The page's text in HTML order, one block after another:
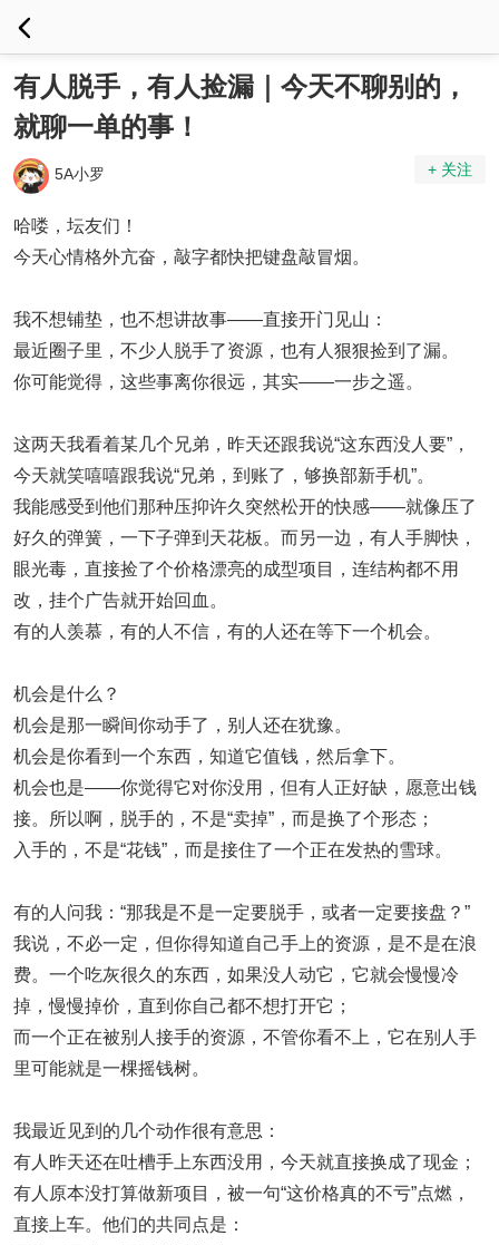
有人脱手，有人捡漏｜今天不聊别的，
就聊一单的事！
5A小罗 + 关注
哈喽，坛友们！
今天心情格外亢奋，敲字都快把键盘敲冒烟。
我不想铺垫，也不想讲故事——直接开门见山：
最近圈子里，不少人脱手了资源，也有人狠狠捡到了漏。
你可能觉得，这些事离你很远，其实——一步之遥。
这两天我看着某几个兄弟，昨天还跟我说“这东西没人要”，
今天就笑嘻嘻跟我说“兄弟，到账了，够换部新手机”。
我能感受到他们那种压抑许久突然松开的快感——就像压了
好久的弹簧，一下子弹到天花板。而另一边，有人手脚快，
眼光毒，直接捡了个价格漂亮的成型项目，连结构都不用
改，挂个广告就开始回血。
有的人羡慕，有的人不信，有的人还在等下一个机会。
机会是什么？
机会是那一瞬间你动手了，别人还在犹豫。
机会是你看到一个东西，知道它值钱，然后拿下。
机会也是——你觉得它对你没用，但有人正好缺，愿意出钱
接。所以啊，脱手的，不是“卖掉”，而是换了个形态 ；
入手的，不是“花钱”，而是接住了一个正在发热的雪球。
有的人问我：“那我是不是一定要脱手，或者一定要接盘？”
我说，不必一定，但你得知道自己手上的资源，是不是在浪
费。一个吃灰很久的东西，如果没人动它，它就会慢慢冷
掉，慢慢掉价，直到你自己都不想打开它；
而一个正在被别人接手的资源，不管你看不上，它在别人手
里可能就是一棵摇钱树。
我最近见到的几个动作很有意思：
有人昨天还在吐槽手上东西没用，今天就直接换成了现金；
有人原本没打算做新项目，被一句“这价格真的不亏”点燃，
直接上车。他们的共同点是：